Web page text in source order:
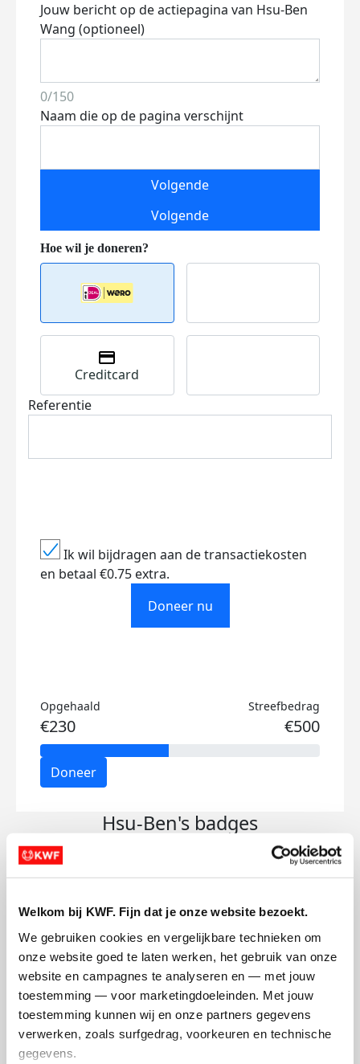
Welkom bij KWF. Fijn dat je onze website bezoekt.
We gebruiken cookies en vergelijkbare technieken om
onze website goed te laten werken, het gebruik van onze
website en campagnes te analyseren en — met jouw
toestemming — voor marketingdoeleinden. Met jouw
toestemming kunnen wij en onze partners gegevens
verwerken, zoals surfgedrag, voorkeuren en technische
gegevens.
Jouw bericht op de actiepagina van Hsu-Ben
Wang (optioneel)
0/150
Naam die op de pagina verschijnt
Volgende
Volgende
Creditcard
Referentie
Ik wil bijdragen aan de transactiekosten
en betaal €0.75 extra.
Doneer nu
Opgehaald
€230
Streefbedrag
€500
Doneer
Hsu-Ben's badges